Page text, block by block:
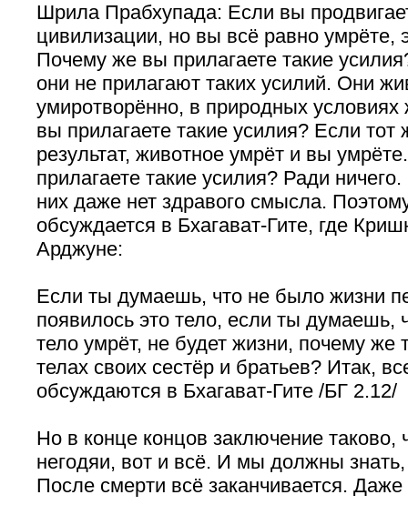
Шрила Прабхупада: Если вы
цивилизации, но вы всё равно умрёте,
Почему же вы прилагаете такие
они не прилагают таких усилий. Они
умиротворённо, в природных
вы прилагаете такие усилия? Если
результат, животное умрёт и вы
прилагаете такие усилия? Ради
них даже нет здравого смысла.
обсуждается в Бхагават-Гите, где
Арджуне:
Если ты думаешь, что не было жизни
появилось это тело, если ты думаешь,
тело умрёт, не будет жизни, почему же
телах своих сестёр и братьев? Итак,
обсуждаются в Бхагават-Гите /БГ 2.12/
Но в конце концов заключение таково,
негодяи, вот и всё. И мы должны знать,
После смерти всё заканчивается.